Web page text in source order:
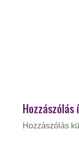
Hozzászólás
Hozzászólás